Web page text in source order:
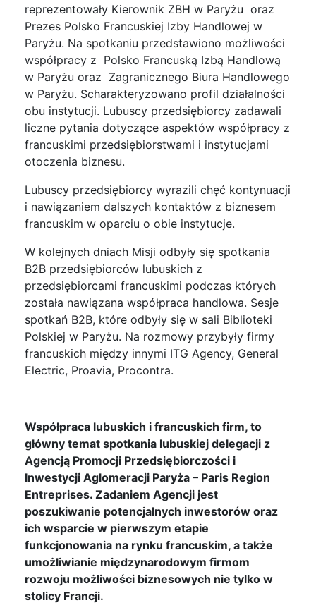
reprezentowały Kierownik ZBH w Paryżu oraz
Prezes Polsko Francuskiej Izby Handlowej w
Paryżu. Na spotkaniu przedstawiono możliwości
współpracy z Polsko Francuską Izbą Handlową
w Paryżu oraz Zagranicznego Biura Handlowego
w Paryżu. Scharakteryzowano profil działalności
obu instytucji. Lubuscy przedsiębiorcy zadawali
liczne pytania dotyczące aspektów współpracy z
francuskimi przedsiębiorstwami i instytucjami
otoczenia biznesu.
Lubuscy przedsiębiorcy wyrazili chęć kontynuacji
i nawiązaniem dalszych kontaktów z biznesem
francuskim w oparciu o obie instytucje.
W kolejnych dniach Misji odbyły się spotkania
B2B przedsiębiorców lubuskich z
przedsiębiorcami francuskimi podczas których
została nawiązana współpraca handlowa. Sesje
spotkań B2B, które odbyły się w sali Biblioteki
Polskiej w Paryżu. Na rozmowy przybyły firmy
francuskich między innymi ITG Agency, General
Electric, Proavia, Procontra.
Współpraca lubuskich i francuskich firm, to
główny temat spotkania lubuskiej delegacji z
Agencją Promocji Przedsiębiorczości i
Inwestycji Aglomeracji Paryża – Paris Region
Entreprises. Zadaniem Agencji jest
poszukiwanie potencjalnych inwestorów oraz
ich wsparcie w pierwszym etapie
funkcjonowania na rynku francuskim, a także
umożliwianie międzynarodowym firmom
rozwoju możliwości biznesowych nie tylko w
stolicy Francji.